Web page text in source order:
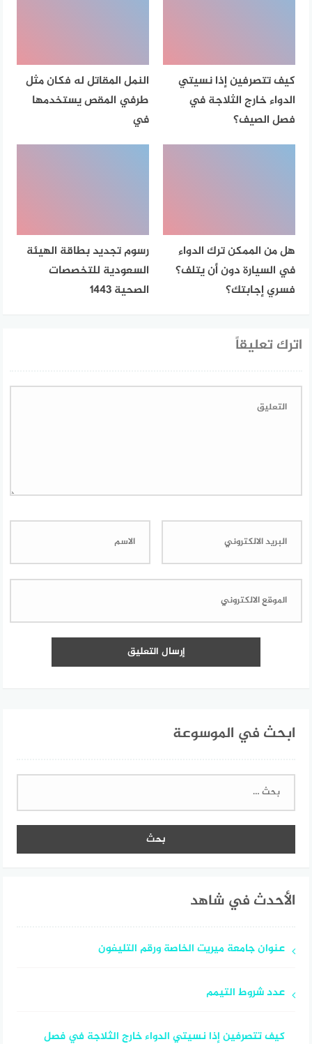
كيف تتصرفين إذا نسيتي
الدواء خارج الثلاجة في
فصل الصيف؟
النمل المقاتل له فكان مثل
طرفي المقص يستخدمها
في
هل من الممكن ترك الدواء
في السيارة دون أن يتلف؟
فسري إجابتك؟
رسوم تجديد بطاقة الهيئة
السعودية للتخصصات
الصحية 1443
اترك تعليقاً
ابحث في الموسوعة
البحث
الأحدث في شاهد
عنوان جامعة ميريت الخاصة ورقم التليفون
عدد شروط التيمم
كيف تتصرفين إذا نسيتي الدواء خارج الثلاجة في فصل